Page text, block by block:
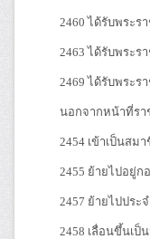
2460 ได้รับพระ
2463 ได้รับพระ
2469 ได้รับพระ
นอกจากหน้าที่รา
2454 เข้าเป็นสม
2455 ย้ายไปอยู่ก
2457 ย้ายไปประ
2458 เลื่อนขึ้นเ